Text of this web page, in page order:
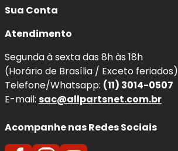
Sua Conta
Atendimento
Segunda à sexta das 8h às 18h
(Horário de Brasília / Exceto feriados)
Telefone/Whatsapp: (11) 3014-0507
E-mail: sac@allpartsnet.com.br
Acompanhe nas Redes Sociais